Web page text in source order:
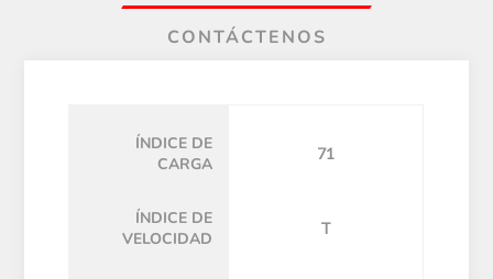
CONTÁCTENOS
ÍNDICE DE
CARGA
71
ÍNDICE DE
VELOCIDAD
T